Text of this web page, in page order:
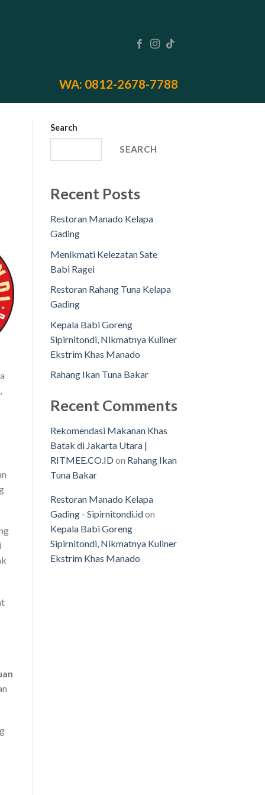
WA: 0812-2678-7788
Search
SEARCH
Recent Posts
Restoran Manado Kelapa
Gading
Menikmati Kelezatan Sate
Babi Ragei
Restoran Rahang Tuna Kelapa
Gading
Kepala Babi Goreng
Sipirnitondi, Nikmatnya Kuliner
Ekstrim Khas Manado
Rahang Ikan Tuna Bakar
Recent Comments
Rekomendasi Makanan Khas
Batak di Jakarta Utara |
RITMEE.CO.IDon Rahang Ikan
Tuna Bakar
Restoran Manado Kelapa
Gading - Sipirnitondi.idon
Kepala Babi Goreng
Sipirnitondi, Nikmatnya Kuliner
Ekstrim Khas Manado